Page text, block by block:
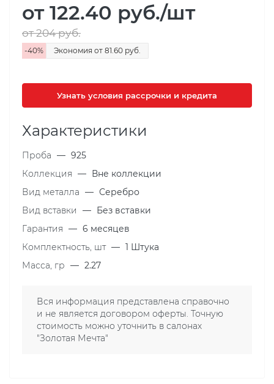
от 122.40 руб./шт
от 204руб.
-40% Экономия от 81.60 руб.
Узнать условия рассрочки и кредита
Характеристики
Проба — 925
Коллекция — Вне коллекции
Вид металла — Серебро
Вид вставки
— Без вставки
Гарантия — 6 месяцев
Комплектность, шт — 1 Штука
Масса, гр — 2.27
Вся информация представлена справочно
и не является договором оферты. Точную
стоимость можно уточнить в салонах
"Золотая Мечта"